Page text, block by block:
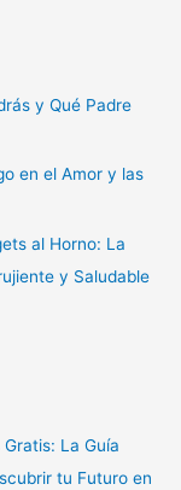
y Qué Padre
en el Amor y las
al Horno: La
y Saludable
La Guía
tu Futuro en